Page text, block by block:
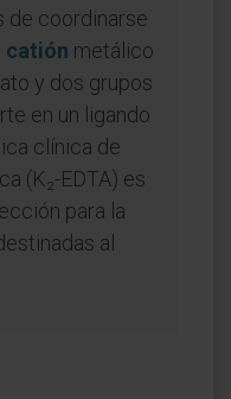
de coordinarse
catión metálico
y dos grupos
en un ligando
clínica de
(K₂-EDTA) es
para la
al